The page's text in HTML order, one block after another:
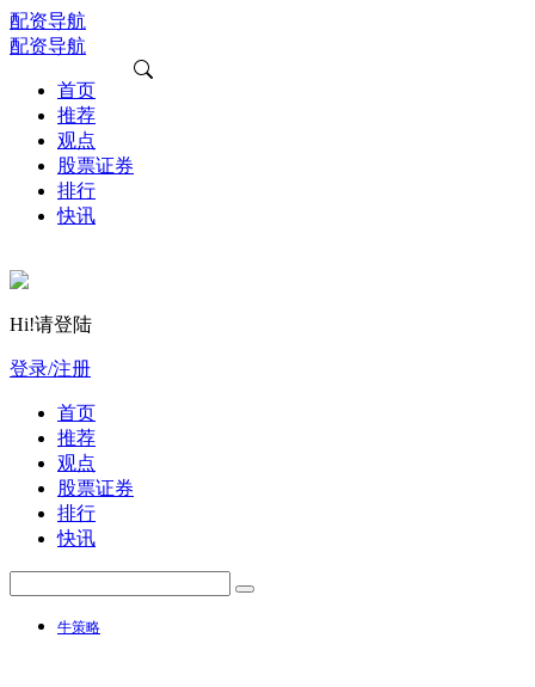
配资导航
配资导航
首页
推荐
观点
股票证券
排行
快讯
Hi!请登陆
登录/注册
首页
推荐
观点
股票证券
排行
快讯
牛策略